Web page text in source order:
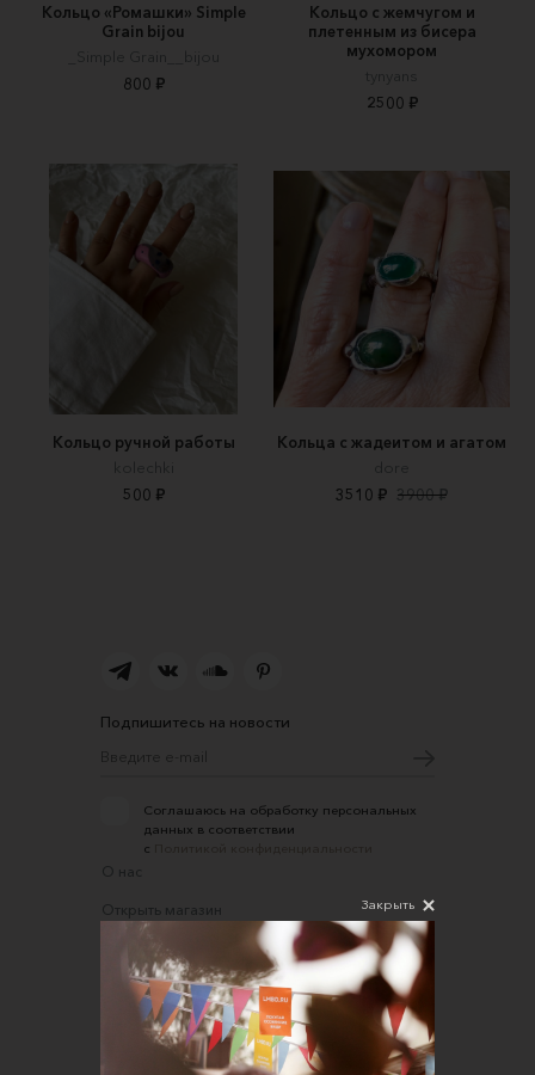
Кольцо «Ромашки» Simple
Grain bijou
_Simple Grain__bijou
800 ₽
Кольцо с жемчугом и
плетенным из бисера
мухомором
tynyans
2500 ₽
Кольцо ручной работы
kolechki
500 ₽
Кольца с жадеитом и агатом
dore
3510 ₽ 3900 ₽
Подпишитесь на новости
Соглашаюсь на обработку персональных
данных в соответствии
с
О нас
Открыть магазин
Участие в офлайн-маркете
FAQ
Требования к фотографиям
Обратная связь
Закрыть